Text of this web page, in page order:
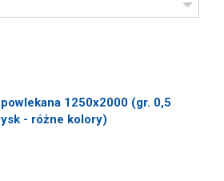
powlekana 1250x2000 (gr. 0,5
- różne kolory)